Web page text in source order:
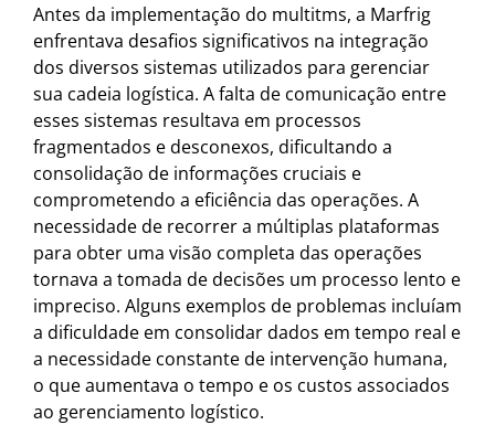
Antes da implementação do multitms, a Marfrig
enfrentava desafios significativos na integração
dos diversos sistemas utilizados para gerenciar
sua cadeia logística. A falta de comunicação entre
esses sistemas resultava em processos
fragmentados e desconexos, dificultando a
consolidação de informações cruciais e
comprometendo a eficiência das operações. A
necessidade de recorrer a múltiplas plataformas
para obter uma visão completa das operações
tornava a tomada de decisões um processo lento e
impreciso. Alguns exemplos de problemas incluíam
a dificuldade em consolidar dados em tempo real e
a necessidade constante de intervenção humana,
o que aumentava o tempo e os custos associados
ao gerenciamento logístico.